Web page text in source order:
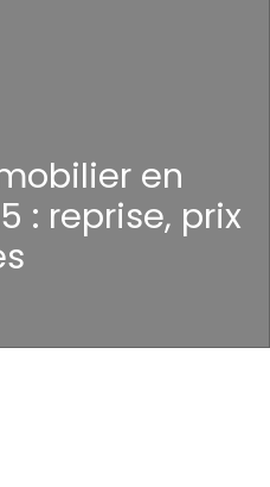
en
: reprise, prix